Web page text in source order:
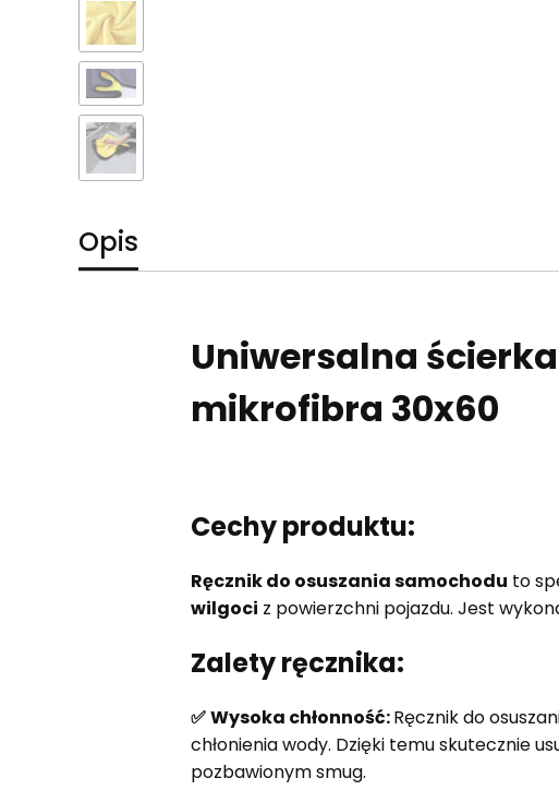
Opis
Uniwersalna
mikrofibra 30x60
Cechy produktu:
Ręcznik do osuszania samochodu to
wilgoci z powierzchni pojazdu. Jest
Zalety ręcznika:
✅Wysoka chłonność:Ręcznik do
chłonienia wody. Dzięki temu skutecznie
pozbawionym smug.